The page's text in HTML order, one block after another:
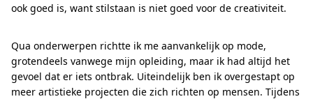
ook goed is, want stilstaan is niet goed voor de creativiteit.
Qua onderwerpen richtte ik me aanvankelijk op mode,
grotendeels vanwege mijn opleiding, maar ik had altijd het
gevoel dat er iets ontbrak. Uiteindelijk ben ik overgestapt op
meer artistieke projecten die zich richten op mensen. Tijdens